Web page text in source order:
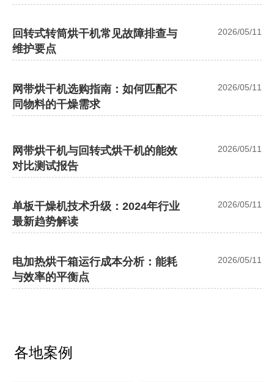
回转式转筒烘干机常见故障排查与
维护要点
2026/05/11
网带烘干机选购指南：如何匹配不
同物料的干燥需求
2026/05/11
网带烘干机与回转式烘干机的能效
对比测试报告
2026/05/11
单板干燥机技术升级：2024年行业
最新趋势解读
2026/05/11
电加热烘干箱运行成本分析：能耗
与效率的平衡点
2026/05/11
各地案例